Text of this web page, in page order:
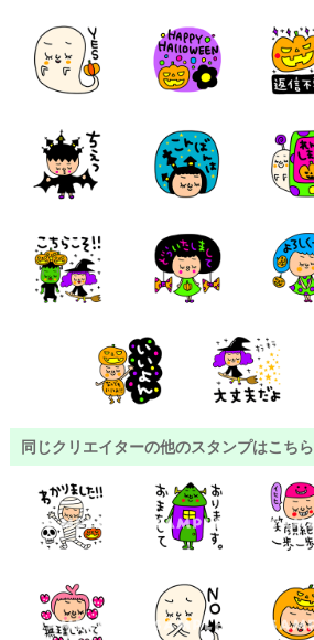
同じクリエイターの他のスタンプはこちら